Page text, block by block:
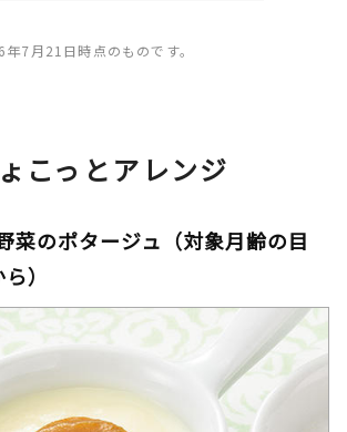
7月21日時点のものです。
こっとアレンジ
菜のポタージュ（対象月齢の目
）